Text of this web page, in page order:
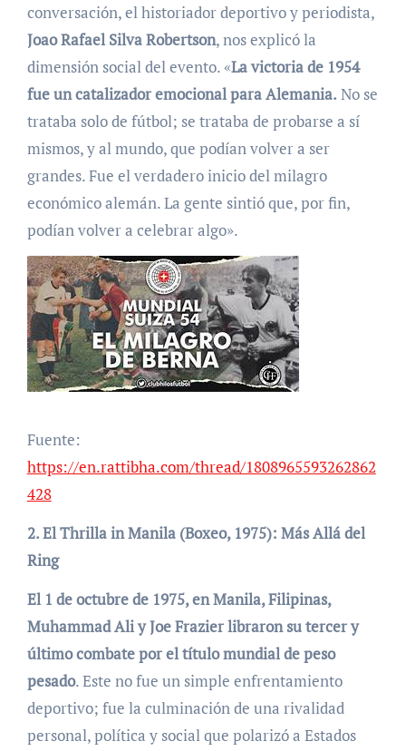
conversación, el historiador deportivo y periodista,
Joao Rafael Silva Robertson, nos explicó la
dimensión social del evento. «La victoria de 1954
fue un catalizador emocional para Alemania. No se
trataba solo de fútbol; se trataba de probarse a sí
mismos, y al mundo, que podían volver a ser
grandes. Fue el verdadero inicio del milagro
económico alemán. La gente sintió que, por fin,
podían volver a celebrar algo».
Fuente:
https://en.rattibha.com/thread/1808965593262862
428
2. El Thrilla in Manila (Boxeo, 1975): Más Allá del
Ring
El 1 de octubre de 1975, en Manila, Filipinas,
Muhammad Ali y Joe Frazier libraron su tercer y
último combate por el título mundial de peso
pesado. Este no fue un simple enfrentamiento
deportivo; fue la culminación de una rivalidad
personal, política y social que polarizó a Estados